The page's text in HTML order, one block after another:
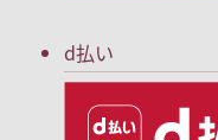
d払い